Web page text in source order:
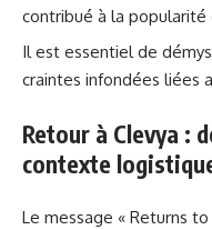
contribué à la
Il est essentiel de
craintes infondées liées
Retour à Clevya :
contexte
Le message « Returns